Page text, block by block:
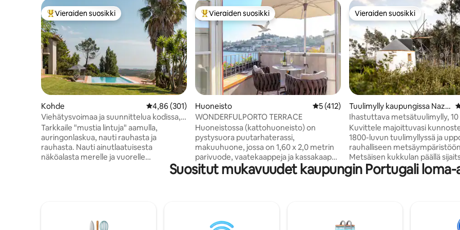
Vieraiden suosikkien parhaimmistoa
Vieraiden suosikki
Kohde Keskimääräinen arvio 4,86/5, 301 arvostelua
4,86 (301)
Viehätysvoimaa ja suunnittelua kodissa,
jossa on uima-allas ja upeat meri- ja
vuoristonäkymät
Tarkkaile "mustia lintuja" aamulla,
auringonlaskua, nauti rauhasta ja
rauhasta. Nauti ainutlaatuisesta
näköalasta merelle ja vuorelle
olet pieni ryhmä, lisämaksusta. Lisätietoja
Vieraiden suosikkien parhaimmistoa
Vieraiden suosikki
Huoneisto Keskimääräinen arvio 5/5, 412 arvostelua
5 (412)
WONDERFULPORTO TERRACE
Huoneistossa (kattohuoneisto) on
pystysuora puutarhaterassi,
makuuhuone, jossa on 1,60 x 2,0 metrin
parivuode, vaatekaappeja ja kassakaappi.
Olohuone, jossa on sohva, 4K-televisio,
kaapelikanavat ja Netflix, Rotel-
astianpesukone, induktioliesi,
Vieraiden suosikki
Vieraiden suosikki
Tuulimylly kaupungissa Naza
ré
Ihastuttava metsätuulimylly,
päässä rannalta
Kuvittele majoittuvasi
1800-luvun tuulimyllyssä ja
rauhalliseen
Metsäisen kukkulan päällä
tuulimyllyn sijainti antaa sinun
viereisistä poluista ja kylpeä
viehättävään
Nazaréen, joka tunnetaan
Suositut mukavuudet kaupungin Portugali loma-